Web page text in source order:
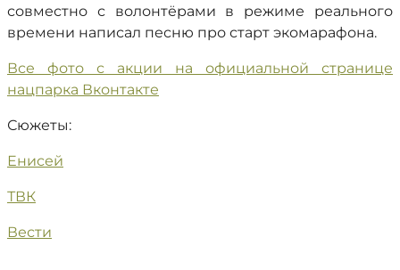
совместно с волонтёрами в режиме реального
времени написал песню про старт экомарафона.
Все фото с акции на официальной странице
нацпарка Вконтакте
Сюжеты:
Енисей
ТВК
Вести